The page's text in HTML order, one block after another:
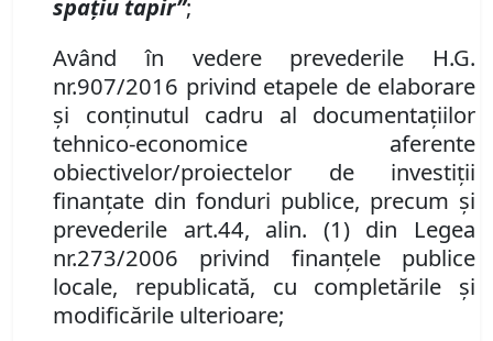
spațiu tapir”;
Având în vedere prevederile H.G.
nr.907/2016 privind etapele de elaborare
și conținutul cadru al documentațiilor
tehnico-economice aferente
obiectivelor/proiectelor de investiții
finanțate din fonduri publice, precum și
prevederile art.44, alin. (1) din Legea
nr.273/2006 privind finanțele publice
locale, republicată, cu completările și
modificările ulterioare;